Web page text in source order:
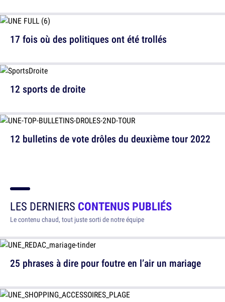
17 fois où des politiques ont été trollés
12 bulletins de vote drôles du deuxième tour 2022
12 sports de droite
LES DERNIERS CONTENUS PUBLIÉS
Le contenu chaud, tout juste sorti de notre équipe
25 phrases à dire pour foutre en l’air un mariage